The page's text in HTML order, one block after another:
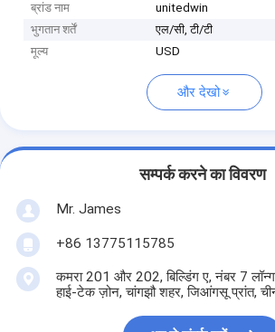
ब्रांड नाम
unitedwin
भुगतान शर्तें
एल/सी, टी/टी
मूल्य
USD
और देखो
सम्पर्क करने का विवरण
Mr. James
+86 13775115785
कमरा 201 और 202, बिल्डिंग ए, नंबर 7
हाई-टेक ज़ोन, चांगझौ शहर, जिआंगसू प्रांत,